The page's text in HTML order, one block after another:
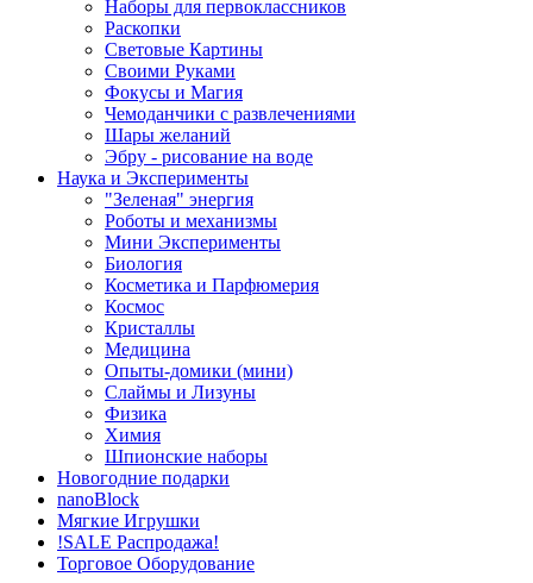
Наборы для первоклассников
Раскопки
Световые Картины
Своими Руками
Фокусы и Магия
Чемоданчики с развлечениями
Шары желаний
Эбру - рисование на воде
Наука и Эксперименты
"Зеленая" энергия
Роботы и механизмы
Мини Эксперименты
Биология
Косметика и Парфюмерия
Космос
Кристаллы
Медицина
Опыты-домики (мини)
Слаймы и Лизуны
Физика
Химия
Шпионские наборы
Новогодние подарки
nanoBlock
Мягкие Игрушки
!SALE Распродажа!
Торговое Оборудование